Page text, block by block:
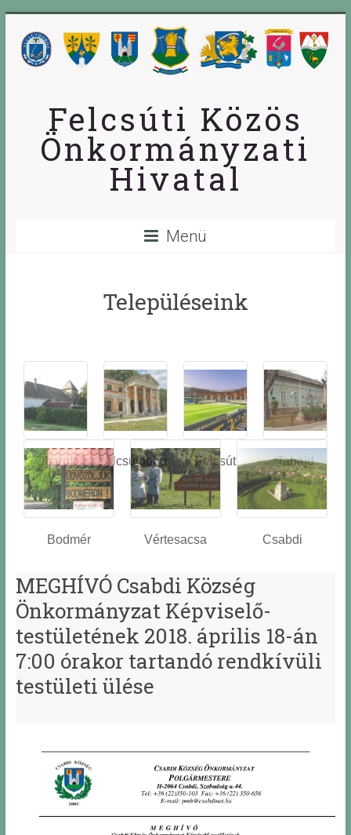
Felcsúti Közös
Önkormányzati
Hivatal
Menü
Településeink
Óbarok
Alcsútdobo
z
Felcsút Tabajd
Bodmér Vértesacsa Csabdi
MEGHÍVÓ Csabdi Község
Önkormányzat Képviselő-
testületének 2018. április 18-án
7:00 órakor tartandó rendkívüli
testületi ülése